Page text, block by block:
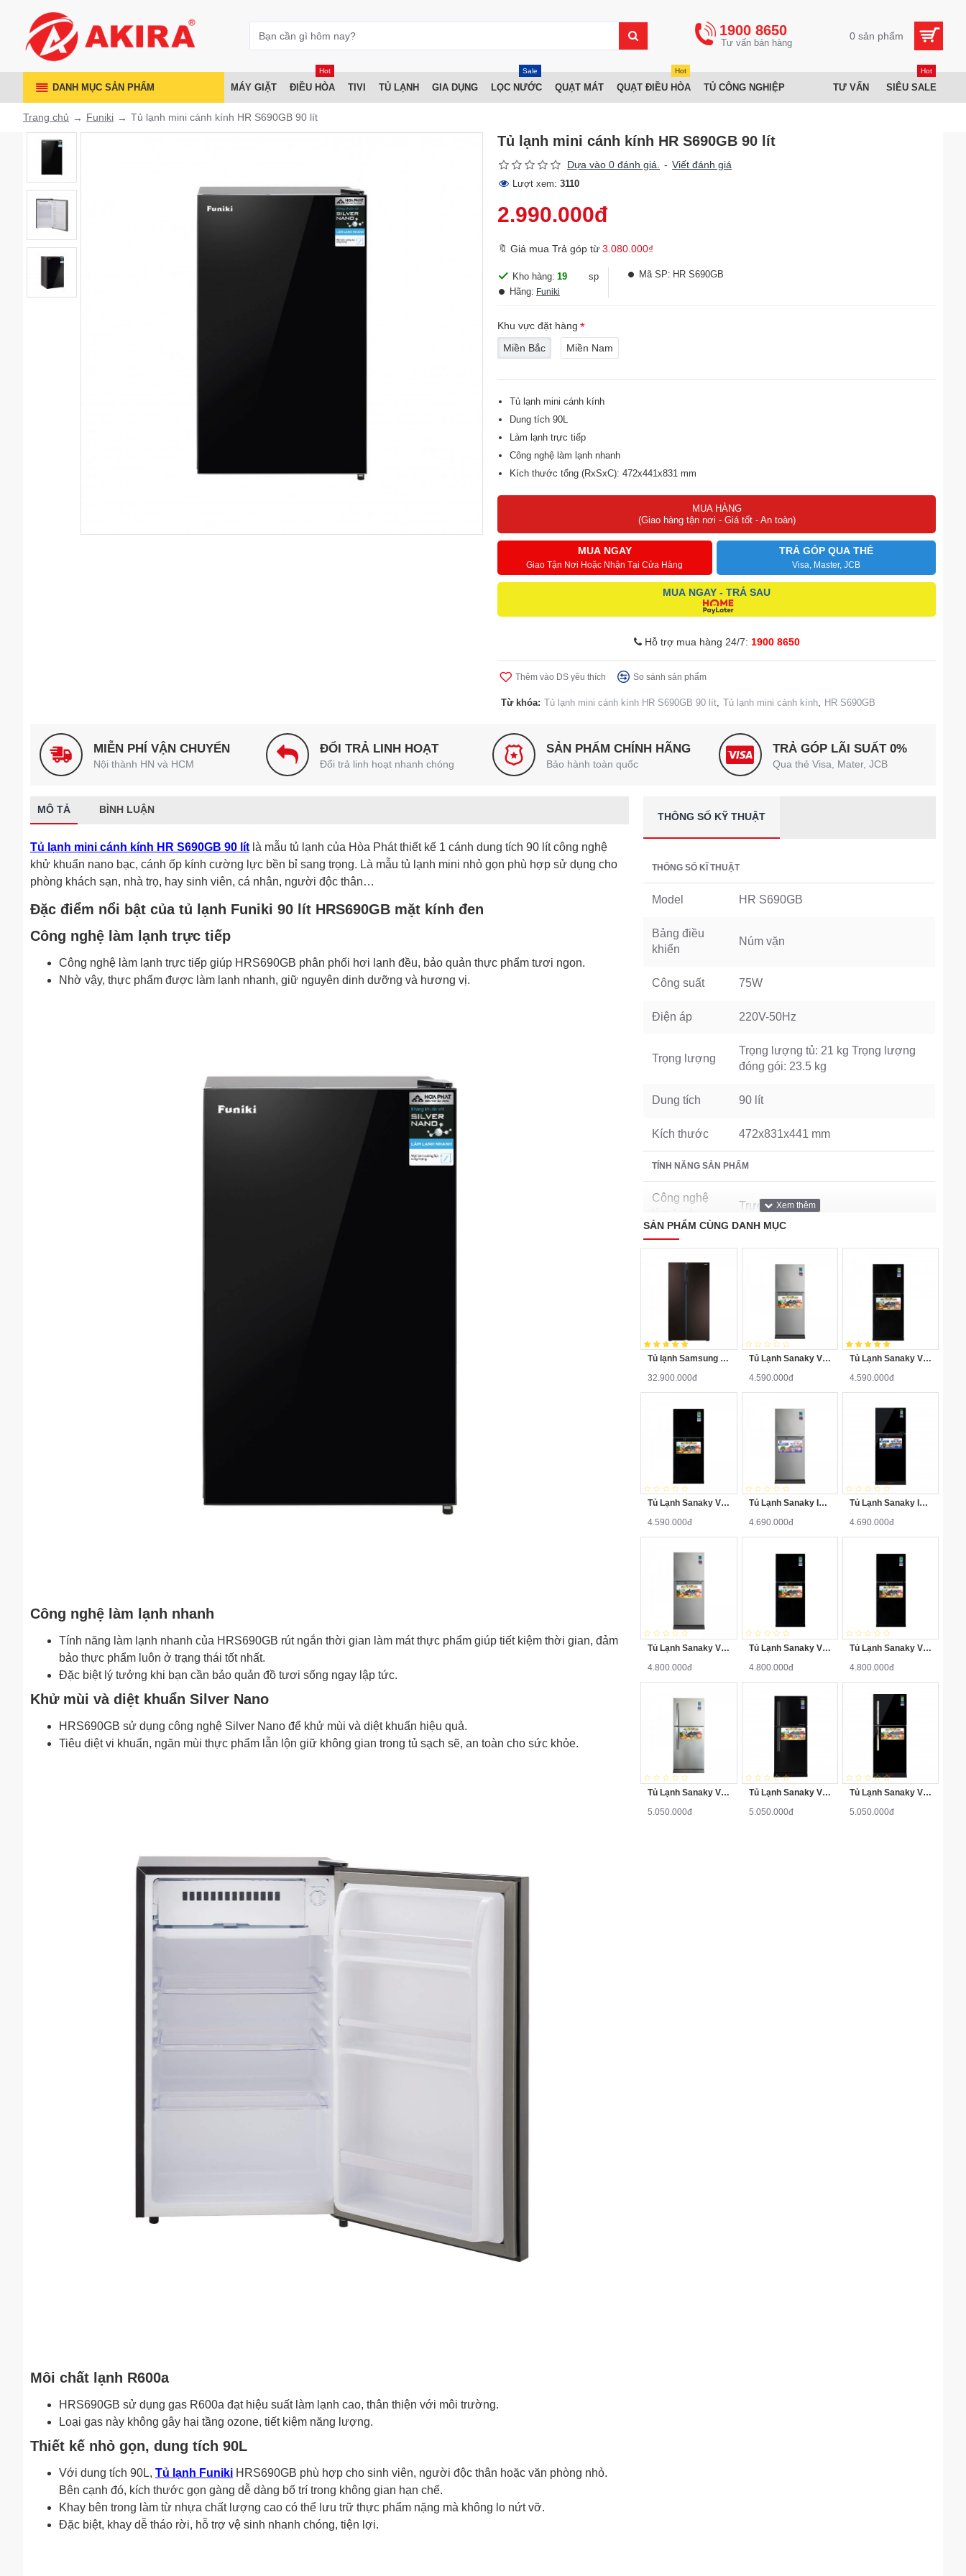
1900 8650 0 sản phẩm
DANH MỤC SẢN PHẨM MÁY GIẶT ĐIỀU HÒA
Hot
TIVI TỦ LẠNH GIA DỤNG LỌC NƯỚC
Sale
QUẠT MÁT QUẠT ĐIỀU HÒA
Hot
TỦ CÔNG NGHIỆP TƯ VẤN SIÊU SALE
Hot
Trang chủ Funiki Tủ lạnh mini cánh kính HR S690GB 90 lít
Tủ lạnh mini cánh kính HR S690GB 90 lít
Dựa vào 0 đánh giá. - Viết đánh giá
Lượt xem: 3110
2.990.000đ
🔖 Giá mua Trả góp từ 3.080.000₫
Kho hàng: 19
sp
Hãng: Funiki
Mã SP: HR S690GB
Khu vực đặt hàng
Miền Bắc
Miền Nam
Tủ lạnh mini cánh kính
Dung tích 90L
Làm lạnh trực tiếp
Công nghệ làm lạnh nhanh
Kích thước tổng (RxSxC): 472x441x831 mm
Các sản phẩm Tủ lạnh mini cánh kính HR S690GB được sản xuất trên dây truyền hiện đại đạt chuẩn
Châu Âu. Áp dụng công nghệ tiên tiến. Máy nén được sản xuất bởi các hãng danh tiếng trên thế giới,
tiết kiệm điện, vận hành êm ái.
MUA HÀNG
(Giao hàng tận nơi - Giá tốt - An toàn)
MUA NGAY
Giao Tận Nơi Hoặc Nhận Tại Cửa Hàng
TRẢ GÓP QUA THẺ
Visa, Master, JCB
MUA NGAY - TRẢ SAU
Hỗ trợ mua hàng 24/7: 1900 8650
Thêm vào DS yêu thích So sánh sản phẩm
Từ khóa: Tủ lạnh mini cánh kính HR S690GB 90 lít, Tủ lạnh mini cánh kính, HR S690GB
MIỄN PHÍ VẬN CHUYỂN
Nội thành HN và HCM
ĐỔI TRẢ LINH HOẠT
Đổi trả linh hoạt nhanh chóng
SẢN PHẨM CHÍNH HÃNG
Bảo hành toàn quốc
TRẢ GÓP LÃI SUẤT 0%
Qua thẻ Visa, Mater, JCB
MÔ TẢ BÌNH LUẬN
Tủ lạnh mini cánh kính HR S690GB 90 lít là mẫu tủ lạnh của Hòa Phát thiết kế 1 cánh dung tích 90 lít công nghệ
khử khuẩn nano bạc, cánh ốp kính cường lực bền bỉ sang trọng. Là mẫu tủ lạnh mini nhỏ gọn phù hợp sử dụng cho
phòng khách sạn, nhà trọ, hay sinh viên, cá nhân, người độc thân…
Đặc điểm nổi bật của tủ lạnh Funiki 90 lít HRS690GB mặt kính đen
Công nghệ làm lạnh trực tiếp
Công nghệ làm lạnh trực tiếp giúp HRS690GB phân phối hơi lạnh đều, bảo quản thực phẩm tươi ngon.
Nhờ vậy, thực phẩm được làm lạnh nhanh, giữ nguyên dinh dưỡng và hương vị.
Công nghệ làm lạnh nhanh
Tính năng làm lạnh nhanh của HRS690GB rút ngắn thời gian làm mát thực phẩm giúp tiết kiệm thời gian, đảm
bảo thực phẩm luôn ở trạng thái tốt nhất.
Đặc biệt lý tưởng khi bạn cần bảo quản đồ tươi sống ngay lập tức.
Khử mùi và diệt khuẩn Silver Nano
HRS690GB sử dụng công nghệ Silver Nano để khử mùi và diệt khuẩn hiệu quả.
Tiêu diệt vi khuẩn, ngăn mùi thực phẩm lẫn lộn giữ không gian trong tủ sạch sẽ, an toàn cho sức khỏe.
Môi chất lạnh R600a
HRS690GB sử dụng gas R600a đạt hiệu suất làm lạnh cao, thân thiện với môi trường.
Loại gas này không gây hại tầng ozone, tiết kiệm năng lượng.
Thiết kế nhỏ gọn, dung tích 90L
Với dung tích 90L, Tủ lạnh Funiki HRS690GB phù hợp cho sinh viên, người độc thân hoặc văn phòng nhỏ.
Bên cạnh đó, kích thước gọn gàng dễ dàng bố trí trong không gian hạn chế.
Khay bên trong làm từ nhựa chất lượng cao có thể lưu trữ thực phẩm nặng mà không lo nứt vỡ.
Đặc biệt, khay dễ tháo rời, hỗ trợ vệ sinh nhanh chóng, tiện lợi.
THÔNG SỐ KỸ THUẬT
THỐNG SỐ KĨ THUẬT
Model HR S690GB
Bảng điều
khiển
Núm vặn
Công suất 75W
Điện áp 220V-50Hz
Trọng lượng
Trọng lượng tủ: 21 kg Trọng lượng
đóng gói: 23.5 kg
Dung tích 90 lít
Kích thước 472x831x441 mm
TÍNH NĂNG SẢN PHẨM
Công nghệ
Trực tiếp
SẢN PHẨM CÙNG DANH MỤC
Tủ lạnh Samsung RS552NRUA9M/SV 548 lít
32.900.000đ
Tủ Lạnh Sanaky VH-148HPN 140 Lít
4.590.000đ
Tủ Lạnh Sanaky VH-148HPD 140 Lít
4.590.000đ
Tủ Lạnh Sanaky VH-148HPS 140 Lít ( Đen Sọc )
4.590.000đ
Tủ Lạnh Sanaky Inverter VH-149HPN 140 Lít
4.690.000đ
Tủ Lạnh Sanaky Inverter VH-149HPS 140 Lít ( Đen Sọc )
4.690.000đ
Tủ Lạnh Sanaky VH-188HPN 175 Lít ( Xám Đậm )
4.800.000đ
Tủ Lạnh Sanaky VH-188HPD 175 Lít ( Đen )
4.800.000đ
Tủ Lạnh Sanaky VH-188HPS 175 Lít
4.800.000đ
Tủ Lạnh Sanaky VH-188HYN 175 Lít ( Inox )
5.050.000đ
Tủ Lạnh Sanaky VH-188HYD 175 Lít ( Đen )
5.050.000đ
Tủ Lạnh Sanaky VH-188HYS 175 Lít ( Đen Sọc )
5.050.000đ